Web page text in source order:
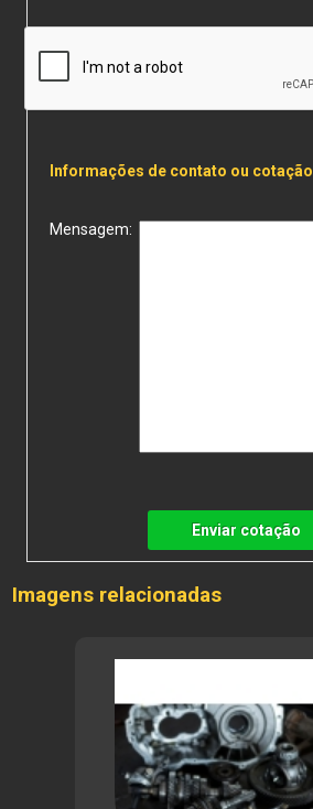
Informações de contato ou cotação
Mensagem:
Enviar cotação
Imagens relacionadas